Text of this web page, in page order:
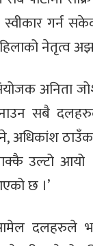
गर्न
नेतृत्व
अनिता
सबै
अधिकांश
उल्टो
छ ।’
दलहरुले